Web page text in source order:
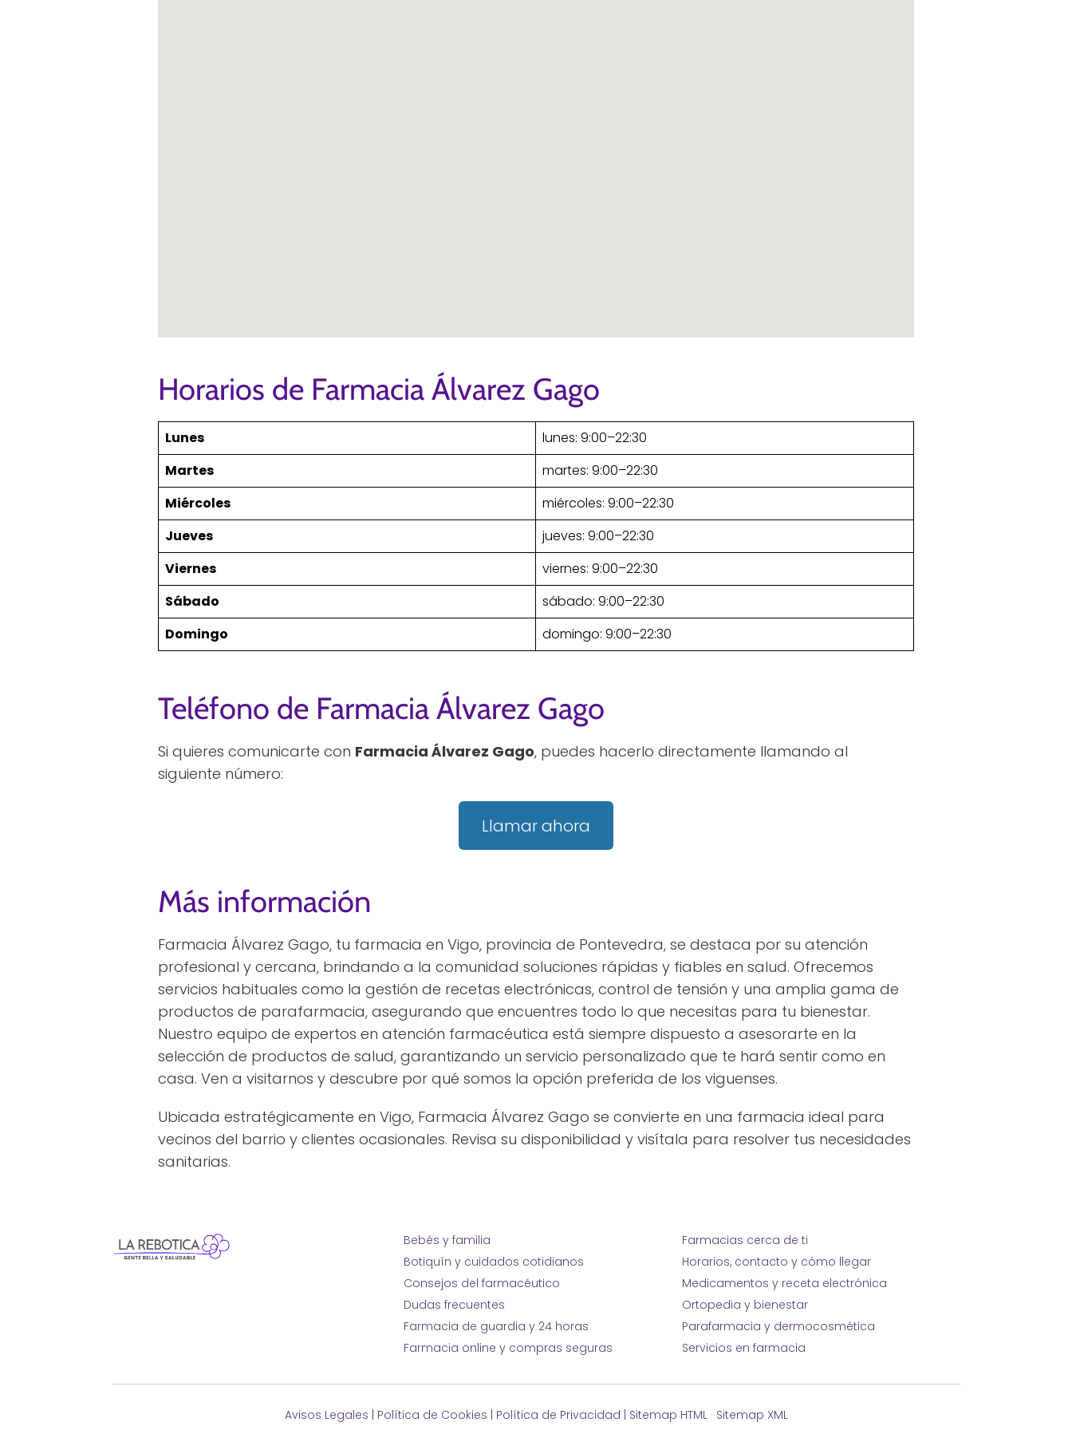
Horarios de Farmacia Álvarez Gago
Lunes
lunes: 9:00–22:30
Martes
martes: 9:00–22:30
Miércoles
miércoles: 9:00–22:30
Jueves
jueves: 9:00–22:30
Viernes
viernes: 9:00–22:30
Sábado
sábado: 9:00–22:30
Domingo
domingo: 9:00–22:30
Teléfono de Farmacia Álvarez Gago
Si quieres comunicarte con Farmacia Álvarez Gago, puedes hacerlo directamente llamando al
siguiente número:
Llamar ahora
Más información
Farmacia Álvarez Gago, tu farmacia en Vigo, provincia de Pontevedra, se destaca por su atención
profesional y cercana, brindando a la comunidad soluciones rápidas y fiables en salud. Ofrecemos
servicios habituales como la gestión de recetas electrónicas, control de tensión y una amplia gama de
productos de parafarmacia, asegurando que encuentres todo lo que necesitas para tu bienestar.
Nuestro equipo de expertos en atención farmacéutica está siempre dispuesto a asesorarte en la
selección de productos de salud, garantizando un servicio personalizado que te hará sentir como en
casa. Ven a visitarnos y descubre por qué somos la opción preferida de los viguenses.
Ubicada estratégicamente en Vigo, Farmacia Álvarez Gago se convierte en una farmacia ideal para
vecinos del barrio y clientes ocasionales. Revisa su disponibilidad y visítala para resolver tus necesidades
sanitarias.
Bebés y familia
Botiquín y cuidados cotidianos
Consejos del farmacéutico
Dudas frecuentes
Farmacia de guardia y 24 horas
Farmacia online y compras seguras
Farmacias cerca de ti
Horarios, contacto y cómo llegar
Medicamentos y receta electrónica
Ortopedia y bienestar
Parafarmacia y dermocosmética
Servicios en farmacia
Avisos Legales | Política de Cookies | Política de Privacidad | Sitemap HTML· Sitemap XML